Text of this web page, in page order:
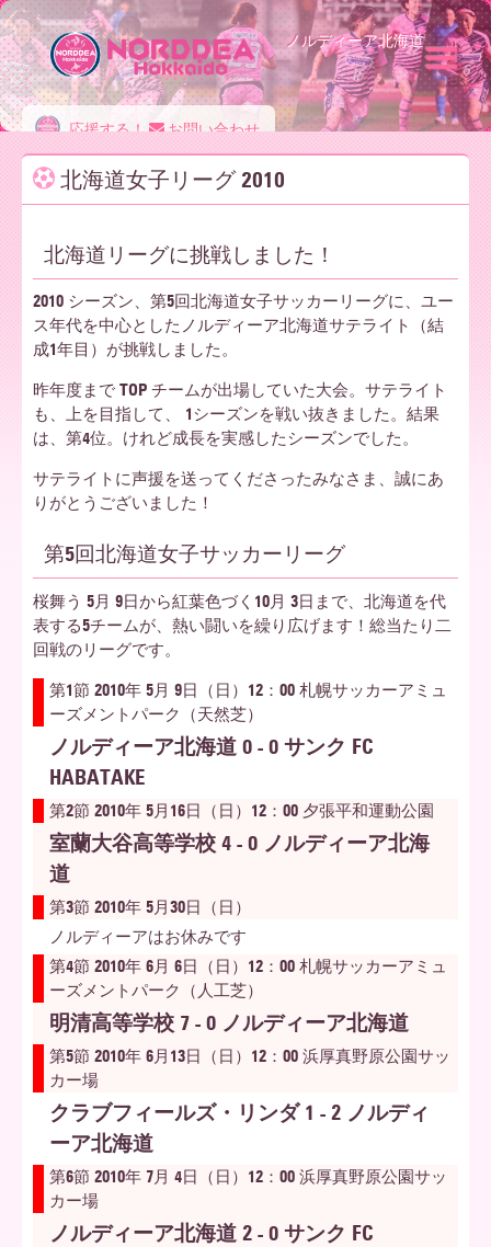
ノ
ル
デ
ィ
ー
ア
北
海
道
ノルディーア北海道
応援する！ お問い合わせ
北海道女子リーグ 2010
北海道リーグに挑戦しました！
2010 シーズン、第5回北海道女子サッカーリーグに、ユー
ス年代を中心としたノルディーア北海道サテライト（結
成1年目）が挑戦しました。
昨年度まで TOP チームが出場していた大会。サテライト
も、上を目指して、 1シーズンを戦い抜きました。結果
は、第4位。けれど成長を実感したシーズンでした。
サテライトに声援を送ってくださったみなさま、誠にあ
りがとうございました！
第5回北海道女子サッカーリーグ
桜舞う 5月 9日から紅葉色づく10月 3日まで、北海道を代
表する5チームが、熱い闘いを繰り広げます！総当たり二
回戦のリーグです。
第1節 2010年 5月 9日（日）12：00 札幌サッカーアミュ
ーズメントパーク（天然芝）
ノルディーア北海道 0 - 0 サンク FC
HABATAKE
第2節 2010年 5月16日（日）12：00 夕張平和運動公園
室蘭大谷高等学校 4 - 0 ノルディーア北海
道
第3節 2010年 5月30日（日）
ノルディーアはお休みです
第4節 2010年 6月 6日（日）12：00 札幌サッカーアミュ
ーズメントパーク（人工芝）
明清高等学校 7 - 0 ノルディーア北海道
第5節 2010年 6月13日（日）12：00 浜厚真野原公園サッ
カー場
クラブフィールズ・リンダ 1 - 2 ノルディ
ーア北海道
第6節 2010年 7月 4日（日）12：00 浜厚真野原公園サッ
カー場
ノルディーア北海道 2 - 0 サンク FC